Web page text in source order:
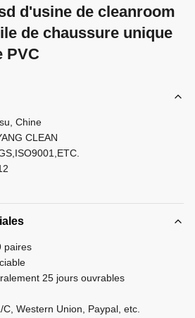
d'usine de cleanroom
de chaussure unique
PVC
Chine
CLEAN
paires
25 jours ouvrables
C, Western Union, Paypal, etc.